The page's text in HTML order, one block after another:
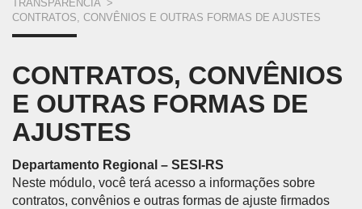
VOCÊ
ESTÁ
AQUI
TRANSPARÊNCIA >
CONTRATOS, CONVÊNIOS E OUTRAS FORMAS DE AJUSTES
CONTRATOS, CONVÊNIOS
E OUTRAS FORMAS DE
AJUSTES
Departamento Regional – SESI-RS
Neste módulo, você terá acesso a informações sobre
contratos, convênios e outras formas de ajuste firmados